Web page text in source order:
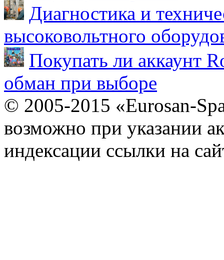
Диагностика и
высоковольтного
Покупать ли аккаунт
обман при выборе
© 2005-2015 «Eurosan-
возможно при указании
индексации ссылки на